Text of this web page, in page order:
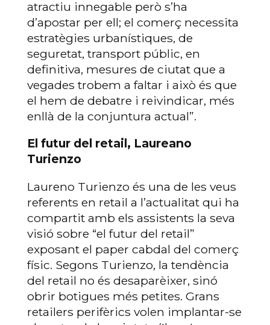
atractiu innegable però s’ha
d’apostar per ell; el comerç necessita
estratègies urbanístiques, de
seguretat, transport públic, en
definitiva, mesures de ciutat que a
vegades trobem a faltar i això és que
el hem de debatre i reivindicar, més
enllà de la conjuntura actual”.
El futur del retail, Laureano
Turienzo
Laureno Turienzo és una de les veus
referents en retail a l’actualitat qui ha
compartit amb els assistents la seva
visió sobre “el futur del retail”
exposant el paper cabdal del comerç
físic. Segons Turienzo, la tendència
del retail no és desaparèixer, sinó
obrir botigues més petites. Grans
retailers perifèrics volen implantar-se